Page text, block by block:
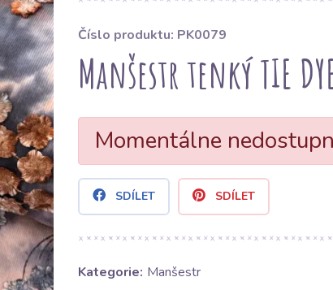
Číslo produktu: PK0079
Manšestr tenký TIE
Momentálne
SDÍLET SDÍLET
Kategorie: Manšestr